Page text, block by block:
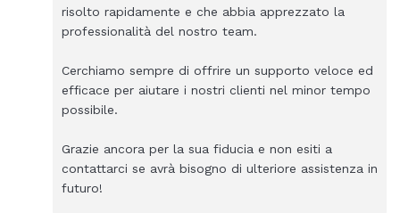
risolto rapidamente e che abbia apprezzato la
professionalità del nostro team.
Cerchiamo sempre di offrire un supporto veloce ed
efficace per aiutare i nostri clienti nel minor tempo
possibile.
Grazie ancora per la sua fiducia e non esiti a
contattarci se avrà bisogno di ulteriore assistenza in
futuro!